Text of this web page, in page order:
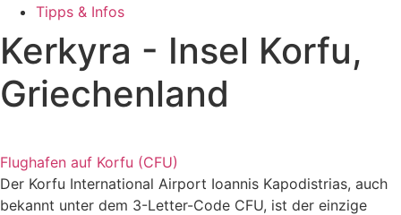
Tipps & Infos
Kerkyra - Insel Korfu,
Griechenland
Flughafen auf Korfu (CFU)
Der Korfu International Airport Ioannis Kapodistrias, auch
bekannt unter dem 3-Letter-Code CFU, ist der einzige